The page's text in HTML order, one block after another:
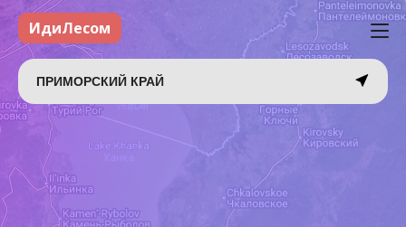
ИдиЛесом
ПРИМОРСКИЙ КРАЙ